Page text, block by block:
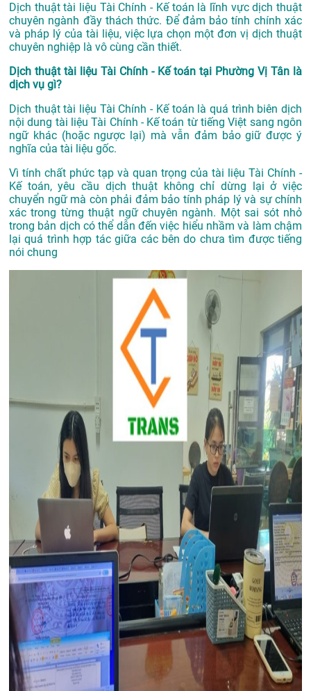
Dịch thuật tài liệu Tài Chính - Kế toán là lĩnh vực dịch thuật
chuyên ngành đầy thách thức. Để đảm bảo tính chính xác
và pháp lý của tài liệu, việc lựa chọn một đơn vị dịch thuật
chuyên nghiệp là vô cùng cần thiết.
Dịch thuật tài liệu Tài Chính - Kế toán tại Phường Vị Tân là
dịch vụ gì?
Dịch thuật tài liệu Tài Chính - Kế toán là quá trình biên dịch
nội dung tài liệu Tài Chính - Kế toán từ tiếng Việt sang ngôn
ngữ khác (hoặc ngược lại) mà vẫn đảm bảo giữ được ý
nghĩa của tài liệu gốc.
Vì tính chất phức tạp và quan trọng của tài liệu Tài Chính -
Kế toán, yêu cầu dịch thuật không chỉ dừng lại ở việc
chuyển ngữ mà còn phải đảm bảo tính pháp lý và sự chính
xác trong từng thuật ngữ chuyên ngành. Một sai sót nhỏ
trong bản dịch có thể dẫn đến việc hiểu nhầm và làm chậm
lại quá trình hợp tác giữa các bên do chưa tìm được tiếng
nói chung